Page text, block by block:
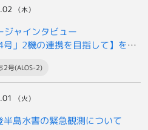
（木）
ジャインタビュー
号」2機の連携を目指して】を掲
2号(ALOS-2)
（火）
島水害の緊急観測について